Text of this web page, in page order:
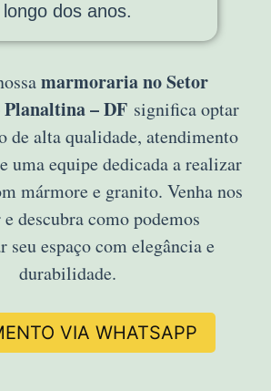
longo dos anos.
marmoraria no Setor
– DF significa optar
de alta qualidade, atendimento
uma equipe dedicada a realizar
mármore e granito. Venha nos
descubra como podemos
seu espaço com elegância e
durabilidade.
VIA WHATSAPP